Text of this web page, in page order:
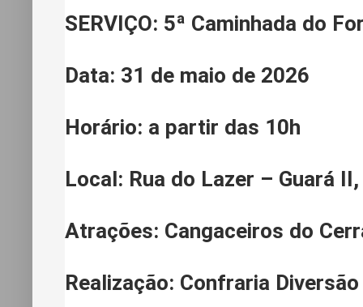
SERVIÇO: 5ª Caminhada do
Data: 31 de maio de 2026
Horário: a partir das 10h
Local: Rua do Lazer – Guará
Atrações: Cangaceiros do
Realização: Confraria